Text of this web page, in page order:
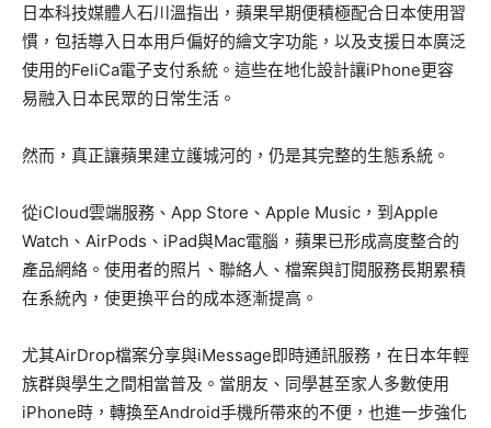
日本科技媒體人石川溫指出，蘋果早期便積極配合日本使用習
慣，包括導入日本用戶偏好的繪文字功能，以及支援日本廣泛
使用的FeliCa電子支付系統。這些在地化設計讓iPhone更容
易融入日本民眾的日常生活。
然而，真正讓蘋果建立護城河的，仍是其完整的生態系統。
從iCloud雲端服務、App Store、Apple Music，到Apple
Watch、AirPods、iPad與Mac電腦，蘋果已形成高度整合的
產品網絡。使用者的照片、聯絡人、檔案與訂閱服務長期累積
在系統內，使更換平台的成本逐漸提高。
尤其AirDrop檔案分享與iMessage即時通訊服務，在日本年輕
族群與學生之間相當普及。當朋友、同學甚至家人多數使用
iPhone時，轉換至Android手機所帶來的不便，也進一步強化